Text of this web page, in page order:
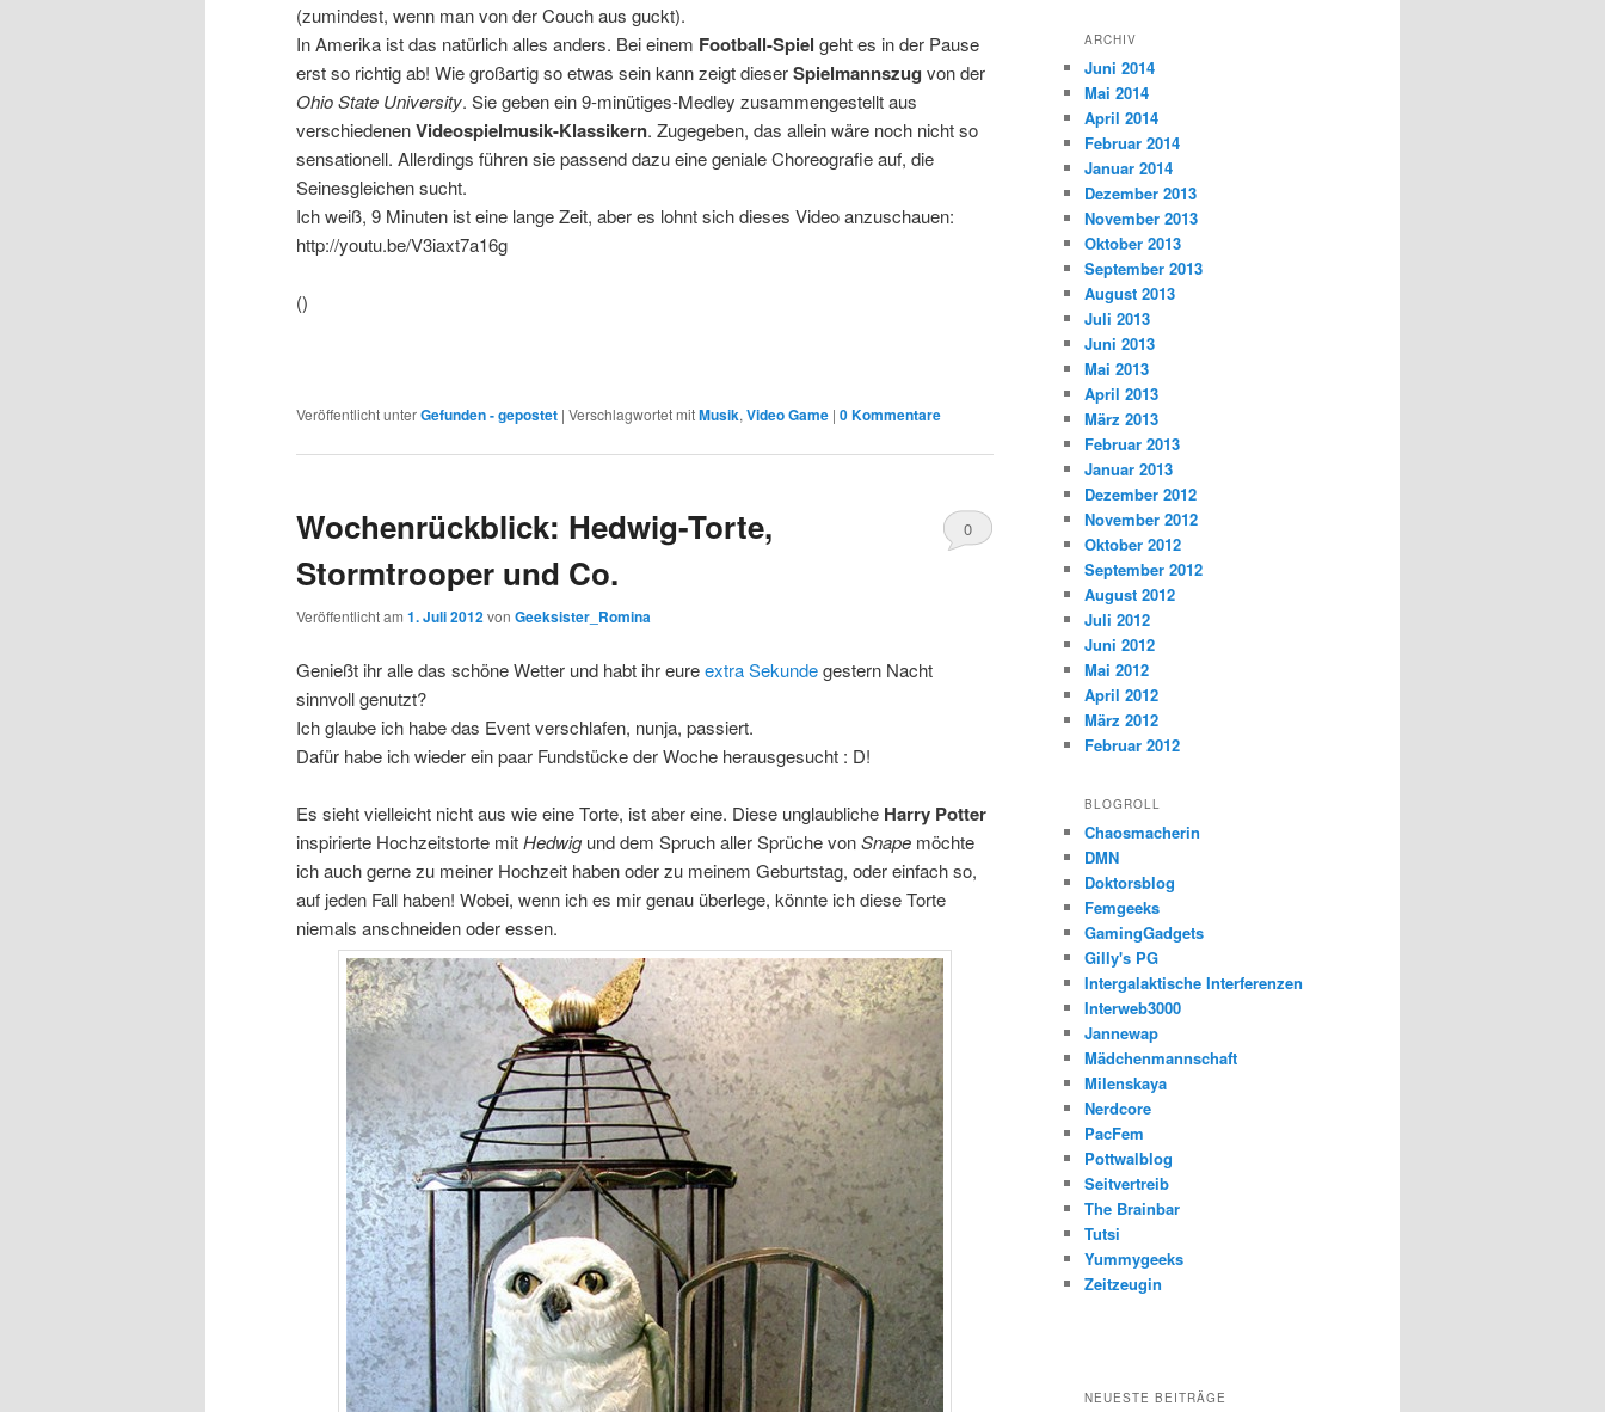
(zumindest, wenn man von der Couch aus guckt).
In Amerika ist das natürlich alles anders. Bei einem Football-Spiel geht es in der Pause
erst so richtig ab! Wie großartig so etwas sein kann zeigt dieserSpielmannszug von der
Ohio State University. Sie geben ein 9-minütiges-Medley zusammengestellt aus
verschiedenenVideospielmusik-Klassikern. Zugegeben, das allein wäre noch nicht so
sensationell. Allerdings führen sie passend dazu eine geniale Choreografie auf, die
Seinesgleichen sucht.
Ich weiß, 9 Minuten ist eine lange Zeit, aber es lohnt sich dieses Video anzuschauen:
http://youtu.be/V3iaxt7a16g
()
Veröffentlicht unterGefunden - gepostet | Verschlagwortet mitMusik, Video Game | 0 Kommentare
Wochenrückblick: Hedwig-Torte,
Stormtrooper und Co.
Veröffentlicht am 1. Juli 2012von Geeksister_Romina
0
Genießt ihr alle das schöne Wetter und habt ihr eureextra Sekundegestern Nacht
sinnvoll genutzt?
Ich glaube ich habe das Event verschlafen, nunja, passiert.
Dafür habe ich wieder ein paar Fundstücke der Woche herausgesucht : D!
Es sieht vielleicht nicht aus wie eine Torte, ist aber eine. Diese unglaubliche Harry Potter
inspirierte Hochzeitstorte mitHedwigund dem Spruch aller Sprüche vonSnape möchte
ich auch gerne zu meiner Hochzeit haben oder zu meinem Geburtstag, oder einfach so,
auf jeden Fall haben! Wobei, wenn ich es mir genau überlege, könnte ich diese Torte
niemals anschneiden oder essen.
ARCHIV
Juni 2014
Mai 2014
April 2014
Februar 2014
Januar 2014
Dezember 2013
November 2013
Oktober 2013
September 2013
August 2013
Juli 2013
Juni 2013
Mai 2013
April 2013
März 2013
Februar 2013
Januar 2013
Dezember 2012
November 2012
Oktober 2012
September 2012
August 2012
Juli 2012
Juni 2012
Mai 2012
April 2012
März 2012
Februar 2012
BLOGROLL
Chaosmacherin
DMN
Doktorsblog
Femgeeks
GamingGadgets
Gilly's PG
Intergalaktische Interferenzen
Interweb3000
Jannewap
Mädchenmannschaft
Milenskaya
Nerdcore
PacFem
Pottwalblog
Seitvertreib
The Brainbar
Tutsi
Yummygeeks
Zeitzeugin
NEUESTE BEITRÄGE